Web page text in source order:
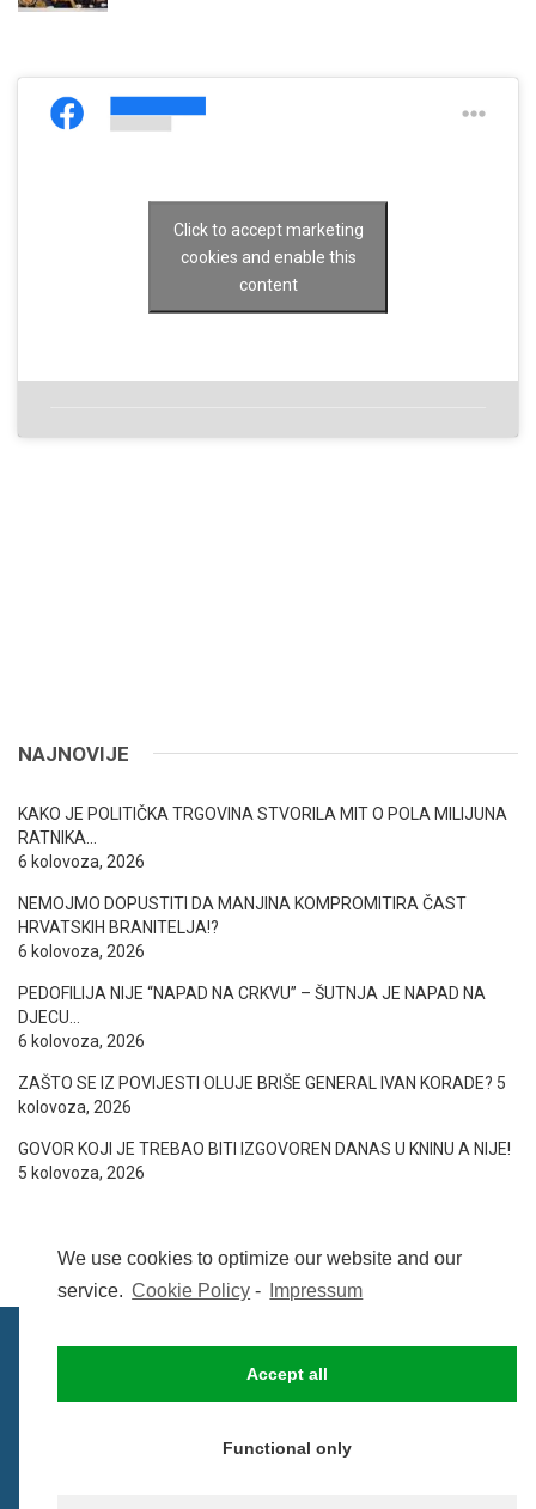
We use cookies to optimize our website and our
service. Cookie Policy - Impressum
Accept all
Functional only
Click to accept marketing
cookies and enable this
content
NAJNOVIJE
KAKO JE POLITIČKA TRGOVINA STVORILA MIT O POLA MILIJUNA
RATNIKA…
6 kolovoza, 2026
NEMOJMO DOPUSTITI DA MANJINA KOMPROMITIRA ČAST
HRVATSKIH BRANITELJA!?
6 kolovoza, 2026
PEDOFILIJA NIJE “NAPAD NA CRKVU” – ŠUTNJA JE NAPAD NA
DJECU…
6 kolovoza, 2026
ZAŠTO SE IZ POVIJESTI OLUJE BRIŠE GENERAL IVAN KORADE? 5
kolovoza, 2026
GOVOR KOJI JE TREBAO BITI IZGOVOREN DANAS U KNINU A NIJE!
5 kolovoza, 2026
UVIJETI KORIŠTENJA COOKIE POLICY (EU)